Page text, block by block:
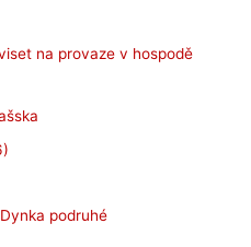
na provaze v hospodě
podruhé